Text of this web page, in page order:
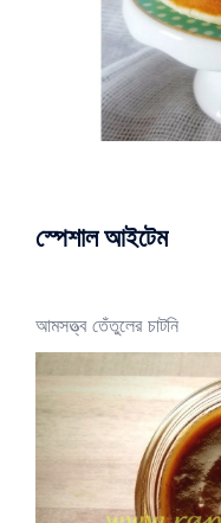
স্পেশাল আইটেম
আমসত্ত্ব তেঁতুলের চাটনি